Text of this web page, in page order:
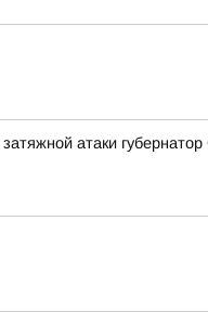
атаки